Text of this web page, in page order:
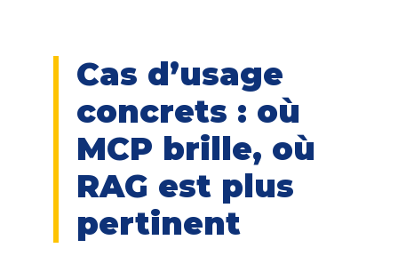
Cas d’usage
concrets : où
MCP brille, où
RAG est plus
pertinent